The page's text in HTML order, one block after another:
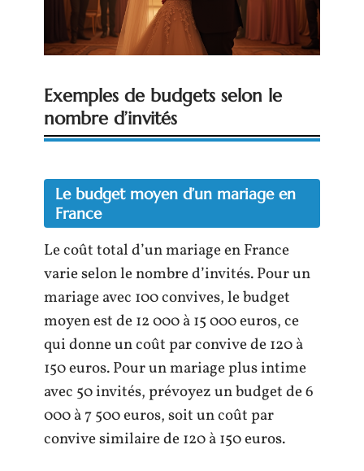
Exemples de budgets selon le
nombre d’invités
Le budget moyen d’un mariage en
France
Le coût total d’un mariage en France
varie selon le nombre d’invités. Pour un
mariage avec 100 convives, le budget
moyen est de 12 000 à 15 000 euros, ce
qui donne un coût par convive de 120 à
150 euros. Pour un mariage plus intime
avec 50 invités, prévoyez un budget de 6
000 à 7 500 euros, soit un coût par
convive similaire de 120 à 150 euros.